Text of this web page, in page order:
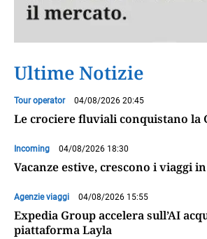
Ultime Notizie
Tour operator 04/08/2026 20:45
Le crociere fluviali conquistano la
Incoming 04/08/2026 18:30
Vacanze estive, crescono i viaggi
Agenzie viaggi 04/08/2026 15:55
Expedia Group accelera sull’AI
piattaforma Layla